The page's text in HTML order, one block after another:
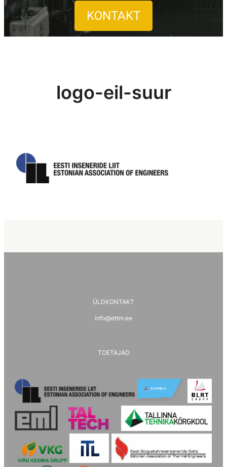
KONTAKT
logo-eil-suur
ÜLDKONTAKT
info@ettm.ee
TOETAJAD